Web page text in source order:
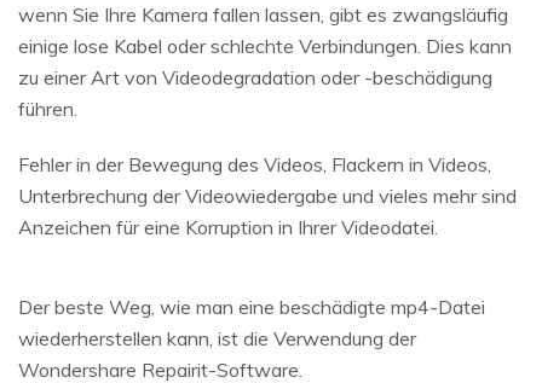
wenn Sie Ihre Kamera fallen lassen, gibt es zwangsläufig
einige lose Kabel oder schlechte Verbindungen. Dies kann
zu einer Art von Videodegradation oder -beschädigung
führen.
Fehler in der Bewegung des Videos, Flackern in Videos,
Unterbrechung der Videowiedergabe und vieles mehr sind
Anzeichen für eine Korruption in Ihrer Videodatei.
Der beste Weg, wie man eine beschädigte mp4-Datei
wiederherstellen kann, ist die Verwendung der
Wondershare Repairit-Software.